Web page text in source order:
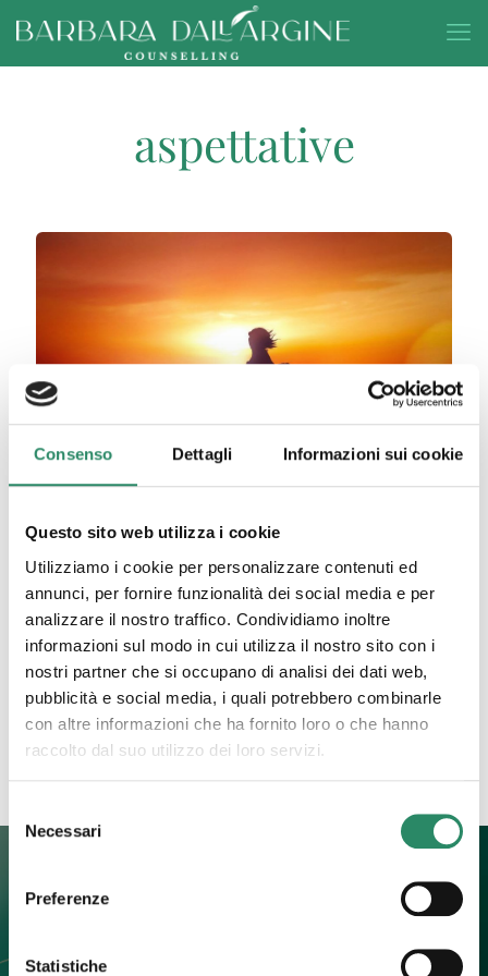
Consenso Dettagli Informazioni sui cookie
Questo sito web utilizza i cookie
Utilizziamo i cookie per personalizzare contenuti ed
annunci, per fornire funzionalità dei social media e per
analizzare il nostro traffico. Condividiamo inoltre
informazioni sul modo in cui utilizza il nostro sito con i
nostri partner che si occupano di analisi dei dati web,
pubblicità e social media, i quali potrebbero combinarle
con altre informazioni che ha fornito loro o che hanno
raccolto dal suo utilizzo dei loro servizi.
delNecessari
Preferenze
Statistiche
aspettative
Rabbia
Ti immagino fiera, bella, consapevole e audace.
mostrare, in un gioco di vedo e non vedo,[…]
Leggi tutto